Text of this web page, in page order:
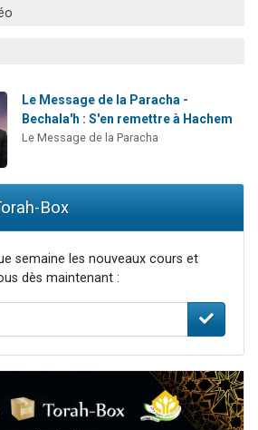
Il reste 49 places pour étudier en groupe sur Zoom
vient de donner son Maasser
Le Message de la Paracha -
Bechala'h : S'en remettre à Hachem
Le Message de la Paracha
Box
semaine les nouveaux cours et
dès maintenant :